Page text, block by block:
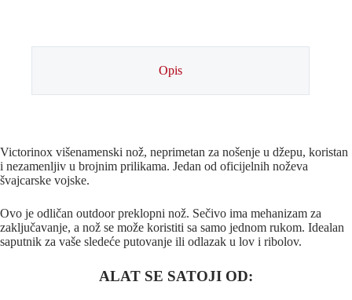
Opis
Victorinox višenamenski nož, neprimetan za nošenje u džepu, koristan
i nezamenljiv u brojnim prilikama. Jedan od oficijelnih noževa
švajcarske vojske.
Ovo je odličan outdoor preklopni nož. Sečivo ima mehanizam za
zaključavanje, a nož se može koristiti sa samo jednom rukom. Idealan
saputnik za vaše sledeće putovanje ili odlazak u lov i ribolov.
ALAT SE SATOJI OD: